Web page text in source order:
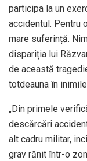
participa la un
accidentul. Pentru
mare suferință.
dispariția lui
de această
totdeauna în
„Din primele
descărcări
alt cadru militar,
grav rănit într-o